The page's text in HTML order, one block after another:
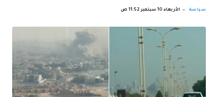
سياسة الأربعاء 10 سبتمبر 11:52 ص